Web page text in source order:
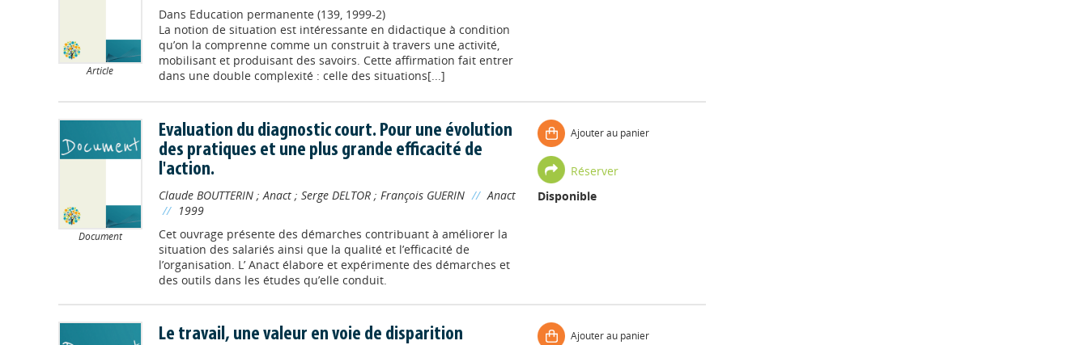
Article
Dans Education permanente (139, 1999-2)
La notion de situation est intéressante en didactique à condition
qu’on la comprenne comme un construit à travers une activité,
mobilisant et produisant des savoirs. Cette affirmation fait entrer
dans une double complexité : celle des situations[...]
Document
Evaluation du diagnostic court. Pour une évolution
des pratiques et une plus grande efficacité de
l'action.
Claude BOUTTERIN; Anact; Serge DELTOR; François GUERIN // Anact
// 1999
Cet ouvrage présente des démarches contribuant à améliorer la
situation des salariés ainsi que la qualité et l’efficacité de
l’organisation. L’ Anact élabore et expérimente des démarches et
des outils dans les études qu’elle conduit.
Ajouter au panier
Réserver
Disponible
Le travail, une valeur en voie de disparition Ajouter au panier